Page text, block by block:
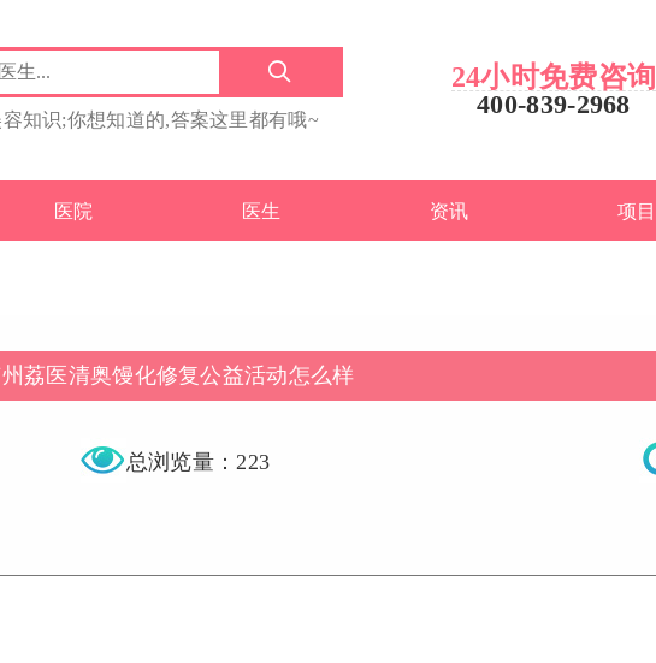
知识;你想知道的,答案这里都有哦~
24小时免费咨询
400-839-2968
医院 医生 资讯 项目
荔医清奥馒化修复公益活动怎么样
总浏览量：223